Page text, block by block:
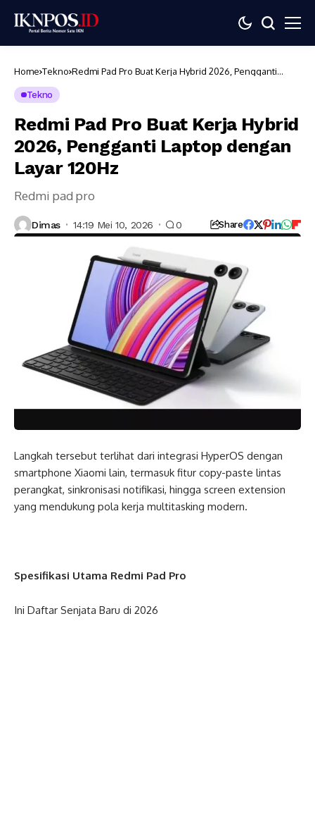
Home Tekno Redmi Pad Pro Buat Kerja Hybrid 2026, Pengganti
Tekno
Redmi Pad Pro Buat Kerja Hybrid
2026, Pengganti Laptop dengan
Layar 120Hz
Redmi pad pro
Dimas 14:19 Mei 10, 2026 0 Share
Langkah tersebut terlihat dari integrasi HyperOS dengan
smartphone Xiaomi lain, termasuk fitur copy-paste lintas
perangkat, sinkronisasi notifikasi, hingga screen extension
yang mendukung pola kerja multitasking modern.
Spesifikasi Utama Redmi Pad Pro
Ini Daftar Senjata Baru di 2026